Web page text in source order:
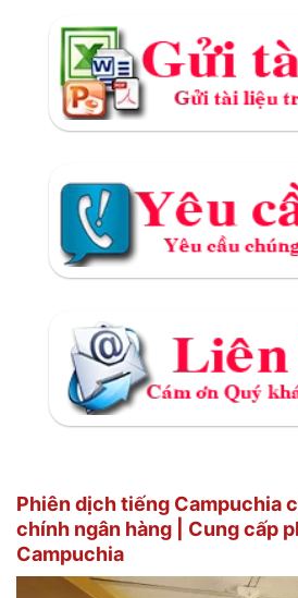
Phiên dịch tiếng Campuchia
chính ngân hàng | Cung cấp
Campuchia